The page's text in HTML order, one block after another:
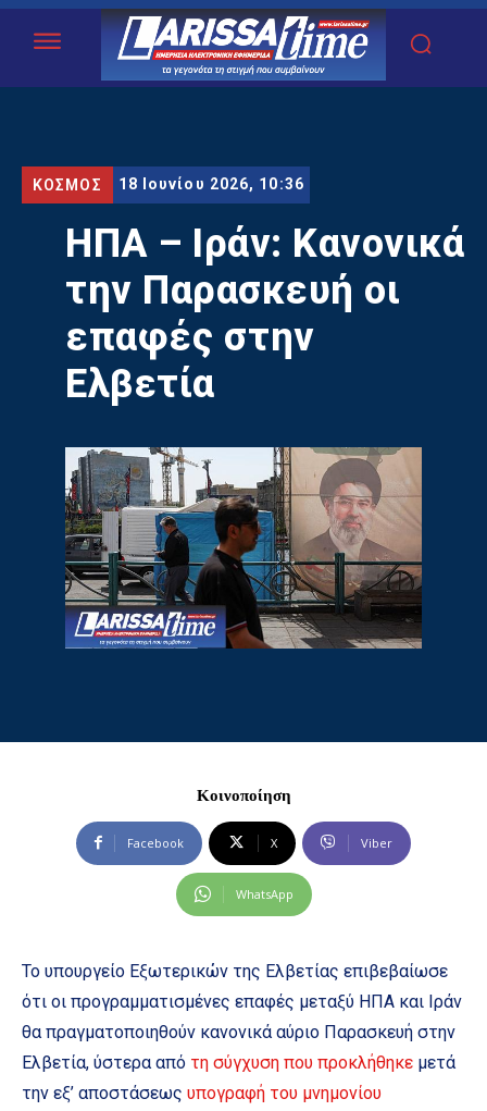
ΚΟΣΜΟΣ 18 Ιουνίου 2026, 10:36
ΗΠΑ – Ιράν: Κανονικά
την Παρασκευή οι
επαφές στην
Ελβετία
Κοινοποίηση
Facebook X Viber
WhatsApp
Το υπουργείο Εξωτερικών της Ελβετίας επιβεβαίωσε
ότι οι προγραμματισμένες επαφές μεταξύ ΗΠΑ και Ιράν
θα πραγματοποιηθούν κανονικά αύριο Παρασκευή στην
Ελβετία, ύστερα από τη σύγχυση που προκλήθηκε μετά
την εξ’ αποστάσεως υπογραφή του μνημονίου